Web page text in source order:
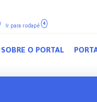
Ir para rodapé 4
SOBRE O PORTAL